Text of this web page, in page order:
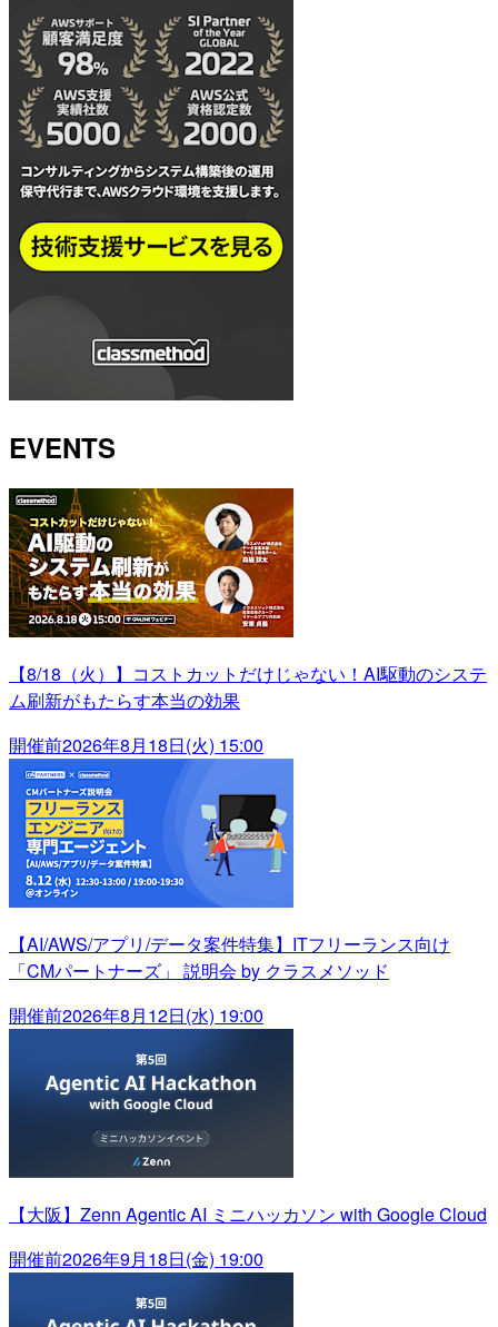
EVENTS
【8/18（火）】コストカットだけじゃない！AI駆動のシステ
ム刷新がもたらす本当の効果
開催前2026年8月18日(火) 15:00
【AI/AWS/アプリ/データ案件特集】ITフリーランス向け
「CMパートナーズ」 説明会 by クラスメソッド
開催前2026年8月12日(水) 19:00
【大阪】Zenn Agentic AI ミニハッカソン with Google Cloud
開催前2026年9月18日(金) 19:00